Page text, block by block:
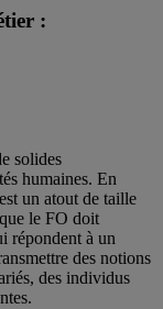
:
solides
humaines. En
un atout de taille
le FO doit
répondent à un
des notions
des individus